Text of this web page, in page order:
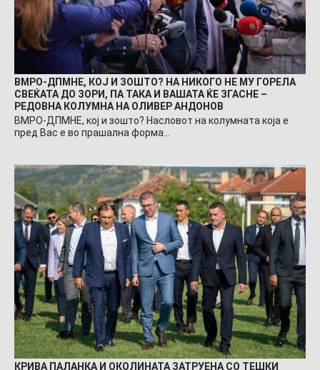
ВМРО-ДПМНЕ, КОЈ И ЗОШТО? НА НИКОГО НЕ МУ ГОРЕЛА
СВЕЌАТА ДО ЗОРИ, ПА ТАКА И ВАШАТА ЌЕ ЗГАСНЕ –
РЕДОВНА КОЛУМНА НА ОЛИВЕР АНДОНОВ
ВМРО-ДПМНЕ, кој и зошто? Насловот на колумната која е
пред Вас е во прашална форма…
КРИВА ПАЛАНКА И ОКОЛИНАТА ЗАТРУЕНА СО ТЕШКИ